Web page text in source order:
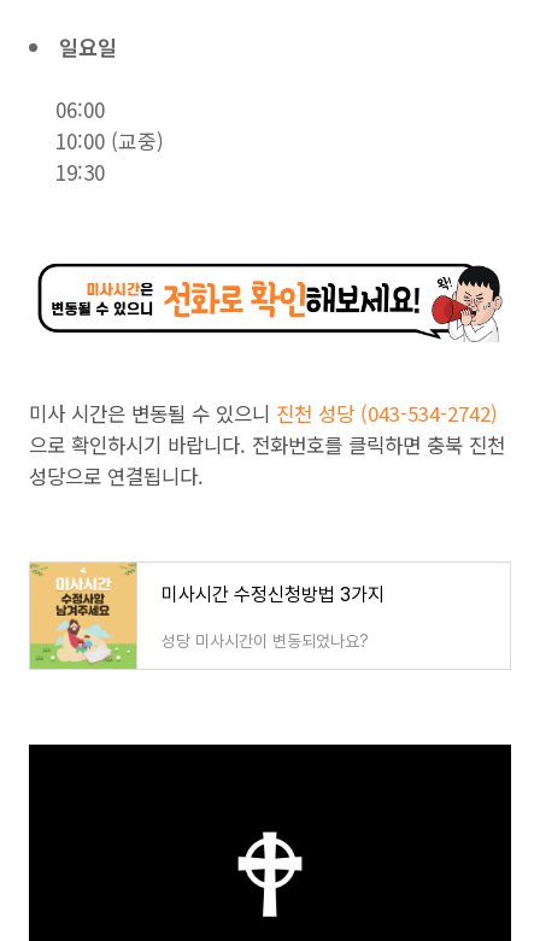
일요일
06:00
10:00 (교중)
19:30
미사 시간은 변동될 수 있으니 진천 성당 (043-534-2742)
으로 확인하시기 바랍니다. 전화번호를 클릭하면 충북 진천
성당으로 연결됩니다.
미사시간 수정신청방법 3가지
성당 미사시간이 변동되었나요?